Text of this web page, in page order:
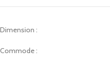
Dimension :
Commode :